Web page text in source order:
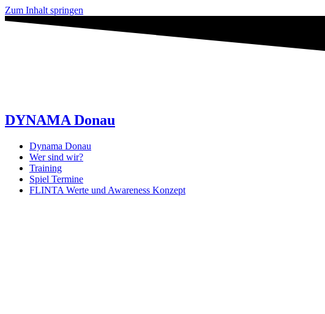
Zum Inhalt springen
DYNAMA Donau
Dynama Donau
Wer sind wir?
Training
Spiel Termine
FLINTA Werte und Awareness Konzept